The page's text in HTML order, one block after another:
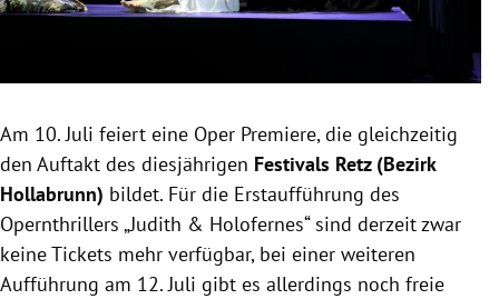
Untermenü
Untermenü
Am 10. Juli feiert eine Oper Premiere, die gleichzeitig
den Auftakt des diesjährigen Festivals Retz (Bezirk
Hollabrunn) bildet. Für die Erstaufführung des
Opernthrillers „Judith & Holofernes“ sind derzeit zwar
keine Tickets mehr verfügbar, bei einer weiteren
Aufführung am 12. Juli gibt es allerdings noch freie